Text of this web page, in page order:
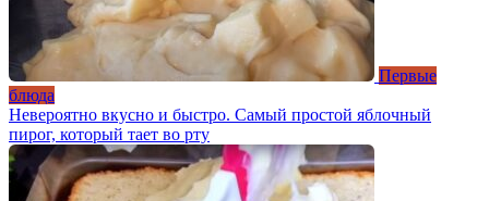
Первые
блюда
Невероятно вкусно и быстро. Самый простой яблочный
пирог, который тает во рту